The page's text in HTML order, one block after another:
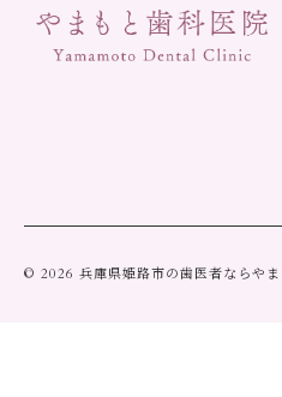
© 2026 兵庫県姫路市の歯医者ならや